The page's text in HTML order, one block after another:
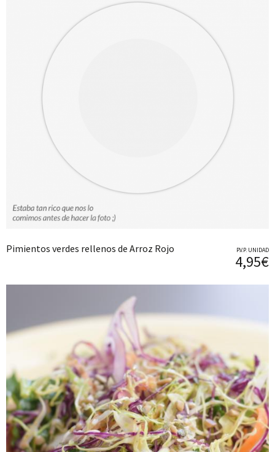
Pimientos verdes rellenos de Arroz Rojo P.V.P. UNIDAD
4,95€